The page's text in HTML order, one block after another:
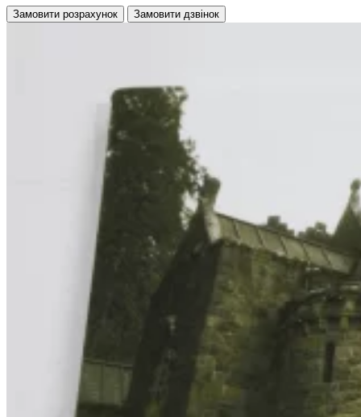
Замовити розрахунок Замовити дзвінок